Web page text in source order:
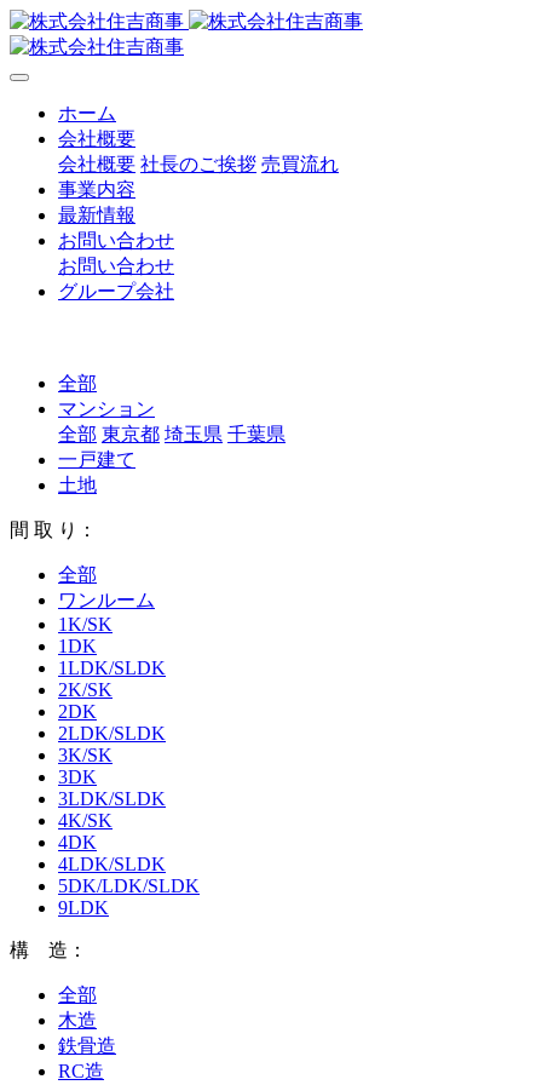
ホーム
会社概要
会社概要 社長のご挨拶 売買流れ
事業内容
最新情報
お問い合わせ
お問い合わせ
グループ会社
全部
マンション
全部 東京都 埼玉県 千葉県
一戸建て
土地
間 取 り：
全部
ワンルーム
1K/SK
1DK
1LDK/SLDK
2K/SK
2DK
2LDK/SLDK
3K/SK
3DK
3LDK/SLDK
4K/SK
4DK
4LDK/SLDK
5DK/LDK/SLDK
9LDK
構 造：
全部
木造
鉄骨造
RC造